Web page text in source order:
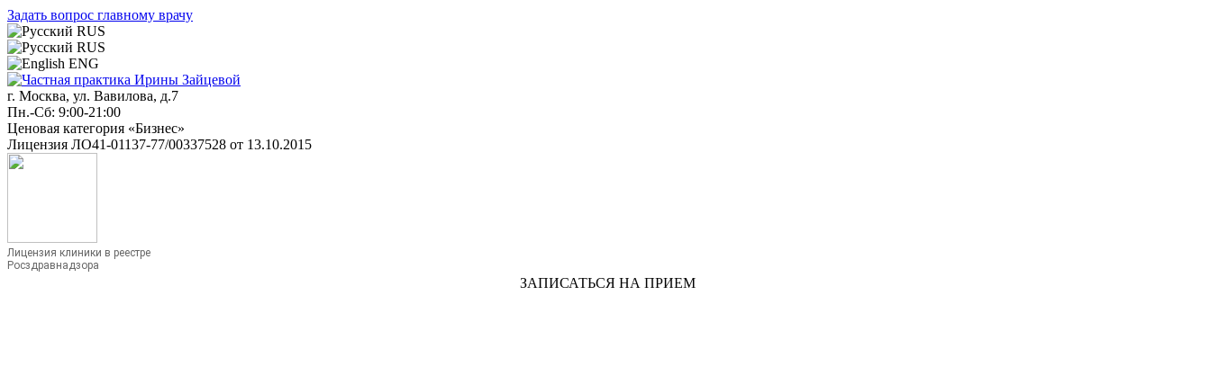
Задать вопрос главному врачу
RUS
RUS
ENG
г. Москва, ул. Вавилова, д.7
Пн.-Сб: 9:00-21:00
Ценовая категория «Бизнес»
Лицензия ЛО41-01137-77/00337528 от 13.10.2015
Лицензия клиники в реестре
Росздравнадзора
ЗАПИСАТЬСЯ НА ПРИЕМ